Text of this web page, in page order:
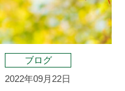
ブログ
2022年09月22日